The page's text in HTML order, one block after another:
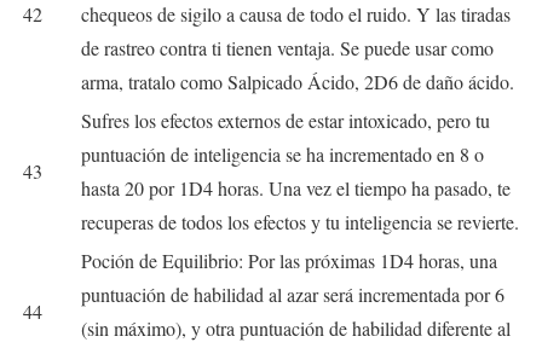
42
chequeos de sigilo a causa de todo el ruido. Y las tiradas
de rastreo contra ti tienen ventaja. Se puede usar como
arma, tratalo como Salpicado Ácido, 2D6 de daño ácido.
43
Sufres los efectos externos de estar intoxicado, pero tu
puntuación de inteligencia se ha incrementado en 8 o
hasta 20 por 1D4 horas. Una vez el tiempo ha pasado, te
recuperas de todos los efectos y tu inteligencia se revierte.
44
Poción de Equilibrio: Por las próximas 1D4 horas, una
puntuación de habilidad al azar será incrementada por 6
(sin máximo), y otra puntuación de habilidad diferente al